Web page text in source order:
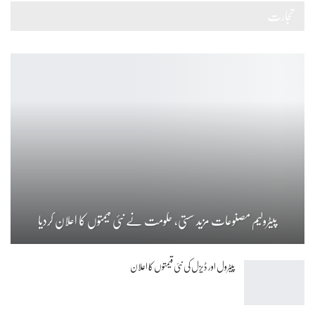
پیٹرولیم مصنوعات مزید سستی، حکومت نے نئی قیمتوں کا اعلان کردیا
پیٹرول اور ڈیزل کی نئی قیمتوں کا اعلان